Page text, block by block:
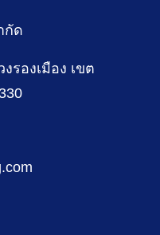
กัด
รองเมือง เขต